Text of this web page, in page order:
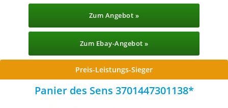
Zum Angebot »
Zum Ebay-Angebot »
Preis-Leistungs-Sieger
Panier des Sens ‎3701447301138